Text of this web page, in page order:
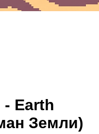
Earth
Земли)